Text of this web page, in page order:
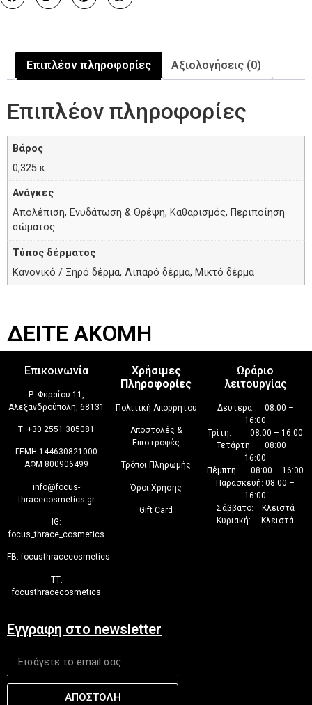
Επιπλέον πληροφορίες Αξιολογήσεις (0)
Επιπλέον πληροφορίες
Βάρος
0,325 κ.
Ανάγκες
Απολέπιση, Ενυδάτωση & Θρέψη, Καθαρισμός, Περιποίηση
σώματος
Τύπος δέρματος
Κανονικό / Ξηρό δέρμα, Λιπαρό δέρμα, Μικτό δέρμα
ΔΕΙΤΕ ΑΚΟΜΗ
Επικοινωνία
Ρ. Φεραίου 11,
Αλεξανδρούπολη, 68131
T:+30 2551 305081
ΓΕΜΗ 144630821000
ΑΦΜ 800906499
info@focus-
thracecosmetics.gr
IG:
focus_thrace_cosmetics
FB:focusthracecosmetics
TT:
focusthracecosmetics
Χρήσιμες
Πληροφορίες
Πολιτική Απορρήτου
Αποστολές &
Επιστροφές
Τρόποι Πληρωμής
Όροι Χρήσης
Gift Card
Ωράριο
λειτουργίας
Δευτέρα: 08:00 –
16:00
Τρίτη: 08:00 – 16:00
Τετάρτη: 08:00 –
16:00
Πέμπτη: 08:00 – 16:00
Παρασκευή: 08:00 –
16:00
Σάββατο: Κλειστά
Κυριακή: Κλειστά
Εγγραφη στο newsletter
ΑΠΟΣΤΟΛΗ